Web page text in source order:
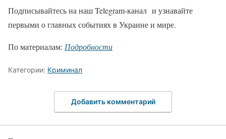
Подписывайтесь на наш Telegram-канал и узнавайте
первыми о главных событиях в Украине и мире.
По материалам: Подробности
Категории: Криминал
Добавить комментарий